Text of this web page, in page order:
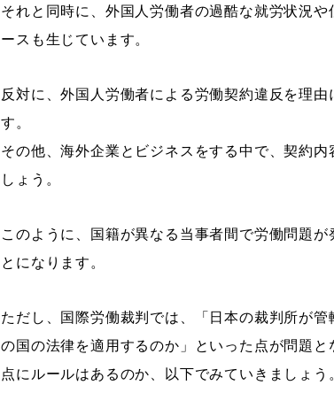
それと同時に、外国人労働者の過酷な就労状況
ースも生じています。
反対に、外国人労働者による労働契約違反を理
す。
その他、海外企業とビジネスをする中で、契約
しょう。
このように、国籍が異なる当事者間で労働問題が
とになります。
ただし、国際労働裁判では、「日本の裁判所が
の国の法律を適用するのか」といった点が問題
点にルールはあるのか、以下でみていきましょう